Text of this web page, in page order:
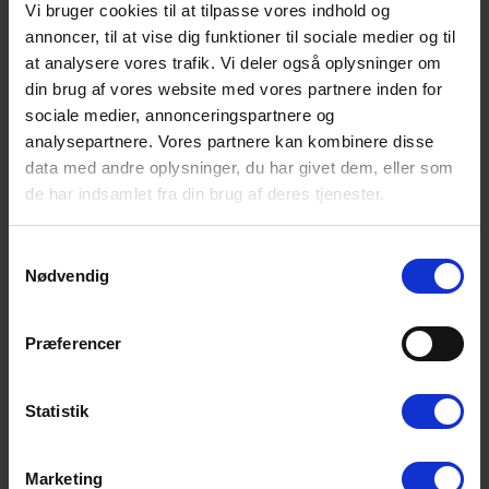
Vi bruger cookies til at tilpasse vores indhold og
annoncer, til at vise dig funktioner til sociale medier og til
at analysere vores trafik. Vi deler også oplysninger om
din brug af vores website med vores partnere inden for
sociale medier, annonceringspartnere og
analysepartnere. Vores partnere kan kombinere disse
data med andre oplysninger, du har givet dem, eller som
de har indsamlet fra din brug af deres tjenester.
Nødvendig
Præferencer
Statistik
Marketing
Til familiens yngste er der bådegynge og sandkasse, mens de
voksne kan nyde roen og de naturskønne omgivelser på den store
grund.
Tæt på Henne Strand, natur og oplevelser
Sommerhusets beliggenhed gør det til et perfekt udgangspunkt
for en varieret ferie.Henne Strands centrum med butikker, caféer
og restauranter ligger kun omkring fem minutters gang væk.
Samtidig er der kort afstand til Vesterhavet, de imponerende
vandreture, cykelture og skønne naturoplevelser året rundt.
Gæsterne siger
Hus